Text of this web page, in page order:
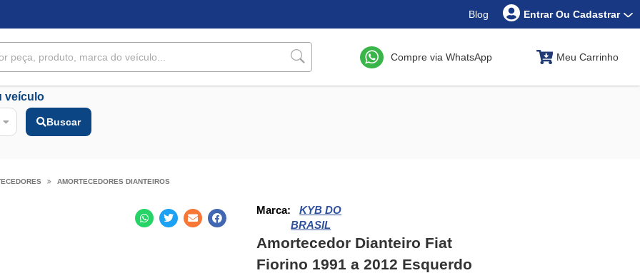
Blog Entrar Ou Cadastrar
Compre via WhatsApp Meu Carrinho
veículo
Buscar
AMORTECEDORES DIANTEIROS
Marca:
KYB DO
BRASIL
Amortecedor Dianteiro Fiat
Fiorino 1991 a 2012 Esquerdo